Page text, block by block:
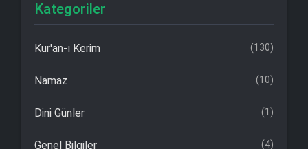
Kategoriler
Kur'an-ı Kerim (130)
Namaz (10)
Dini Günler (1)
Genel Bilgiler (4)